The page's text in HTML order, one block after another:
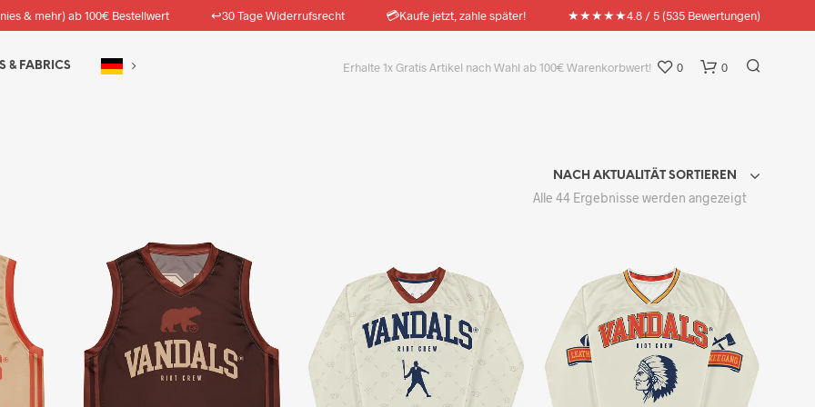
& mehr) ab 100€ Bestellwert ↩️30 Tage Widerrufsrecht 💳Kaufe jetzt, zahle später! ★★★★★4.8 / 5 (535 Bewertungen)
Erhalte 1x Gratis Artikel nach Wahl ab 100€ Warenkorbwert! 0 0
& FABRICS
NACH AKTUALITÄT SORTIEREN
Alle 44 Ergebnisse werden angezeigtNach